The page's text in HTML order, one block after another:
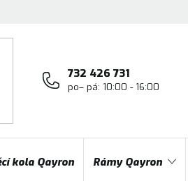
732 426 731
po– pá: 10:00 - 16:00
kola Qayron Rámy Qayron